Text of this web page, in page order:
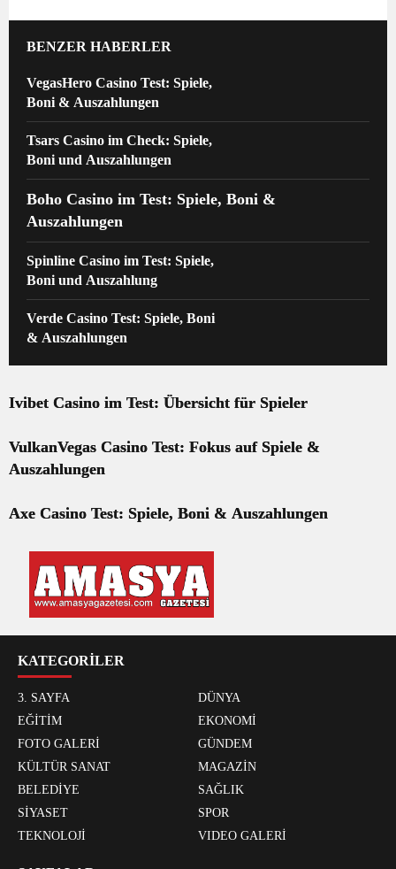
BENZER HABERLER
VegasHero Casino Test: Spiele,
Boni & Auszahlungen
Tsars Casino im Check: Spiele,
Boni und Auszahlungen
Boho Casino im Test: Spiele, Boni &
Auszahlungen
Spinline Casino im Test: Spiele,
Boni und Auszahlung
Verde Casino Test: Spiele, Boni
& Auszahlungen
Ivibet Casino im Test: Übersicht für Spieler
VulkanVegas Casino Test: Fokus auf Spiele &
Auszahlungen
Axe Casino Test: Spiele, Boni & Auszahlungen
KATEGORİLER
3. SAYFA
DÜNYA
EĞİTİM
EKONOMİ
FOTO GALERİ
GÜNDEM
KÜLTÜR SANAT
MAGAZİN
BELEDİYE
SAĞLIK
SİYASET
SPOR
TEKNOLOJİ
VIDEO GALERİ